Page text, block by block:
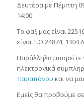
Δευτέρα με Πέμπτη
14:00.
Το φαξ μας είναι
είναι Τ.Θ 24874, 1304
Παράλληλα
ηλεκτρονικά
παραπόνου και να
Εμείς θα προβούμε σε